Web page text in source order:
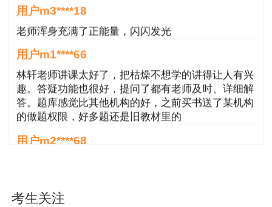
期并加盖公章。
（二）资格复核。资格复核人员提交材料后，
资格审核部门将对其报名资格进行复核。复核结果
将在“海南省公共招聘网人事考试”专栏上公示，接
受社会监督。
网“专业技术人员资格考试”栏目或“海南就业”公众
用户m3****18
老师浑身充满了正能量，闪闪发光
用户m1****66
林轩老师讲课太好了，把枯燥不想学的讲得让人有兴
趣。答疑功能也很好，提问了都有老师及时、详细解
答。题库感觉比其他机构的好，之前买书送了某机构
的做题权限，好多题还是旧教材里的
用户m2****68
考生关注